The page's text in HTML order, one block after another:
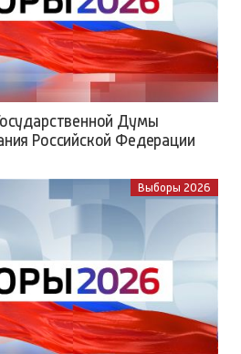
Думы
Российской Федерации
Выборы 2026